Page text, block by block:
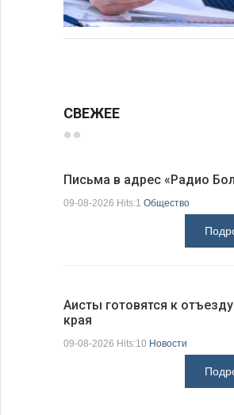
СВЕЖЕЕ
Письма в адрес «Радио
09-08-2026 Hits:1 Общество
Аисты готовятся к
края
09-08-2026 Hits:10 Новости